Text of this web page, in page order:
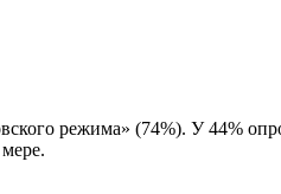
режима» (74%). У 44%